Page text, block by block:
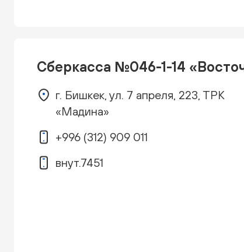
Сберкасса №046-1-14
г. Бишкек, ул. 7 апреля, 223, ТРК
«Мадина»
+996 (312) 909 011
внут.7451